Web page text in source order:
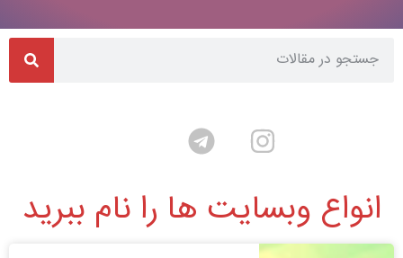
انواع وبسایت ها را نام ببرید